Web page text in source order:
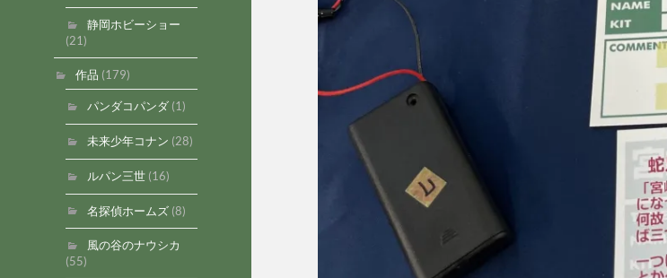
静岡ホビーショー
(21)
作品 (179)
パンダコパンダ(1)
未来少年コナン (28)
ルパン三世(16)
名探偵ホームズ(8)
風の谷のナウシカ
(55)